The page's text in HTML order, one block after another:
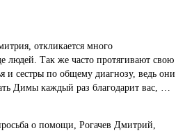
откликается много
людей. Так же часто протягивают свою
и сестры по общему диагнозу, ведь они
Димы каждый раз благодарит вас, …
о помощи, Рогачев Дмитрий,